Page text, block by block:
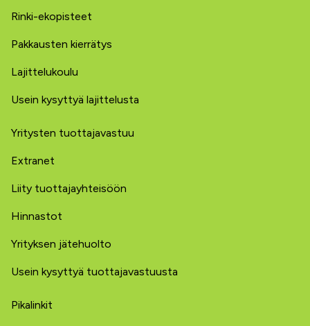
Rinki-ekopisteet
Pakkausten kierrätys
Lajittelukoulu
Usein kysyttyä lajittelusta
Yritysten tuottajavastuu
Extranet
Liity tuottajayhteisöön
Hinnastot
Yrityksen jätehuolto
Usein kysyttyä tuottajavastuusta
Pikalinkit